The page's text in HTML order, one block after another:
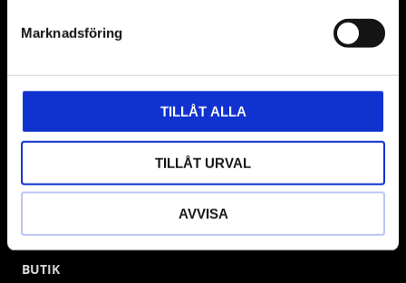
Marknadsföring
TILLÅT ALLA
TILLÅT URVAL
AVVISA
& däckmaskiner och Master luftmaskiner. Kontakta oss
gärna om vad som helst då vi gör vårt yttersta för att hjälpa
BUTIK